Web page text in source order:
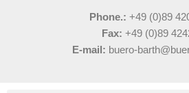
Phone.: +49 (0)89
Fax: +49 (0)89
E-mail: buero-